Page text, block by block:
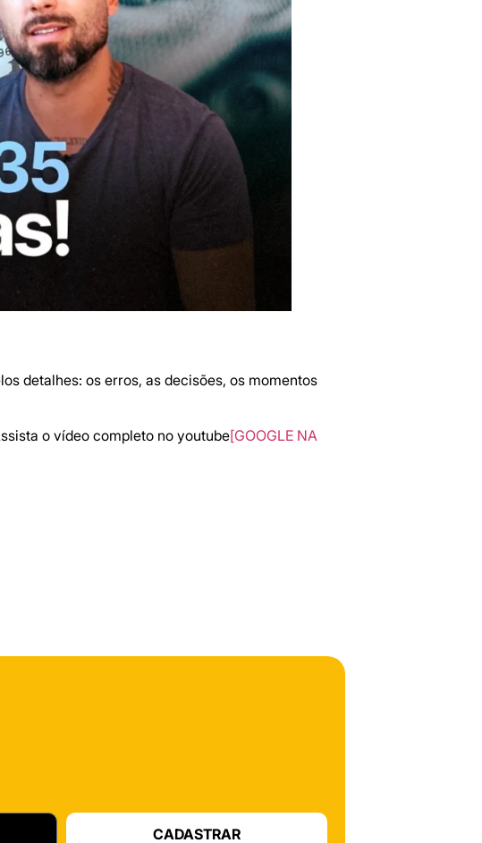
detalhes: os erros, as decisões, os momentos
o vídeo completo no youtube[GOOGLE NA
CADASTRAR